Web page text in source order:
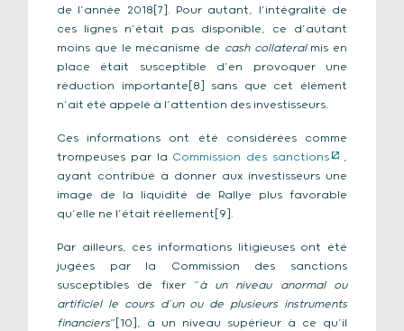
de l’année 2018[7]. Pour autant, l’intégralité de
ces lignes n’était pas disponible, ce d’autant
moins que le mécanisme de cash collateralmis en
place était susceptible d’en provoquer une
réduction importante[8] sans que cet élément
n’ait été appelé à l’attention des investisseurs.
Ces informations ont été considérées comme
trompeuses par la Commission des sanctions
,
ayant contribué à donner aux investisseurs une
image de la liquidité de Rallye plus favorable
qu’elle ne l’était réellement[9].
Par ailleurs, ces informations litigieuses ont été
jugées par la Commission des sanctions
susceptibles de fixer “à un niveau anormal ou
artificiel le cours d’un ou de plusieurs instruments
financiers”[10], à un niveau supérieur à ce qu’il